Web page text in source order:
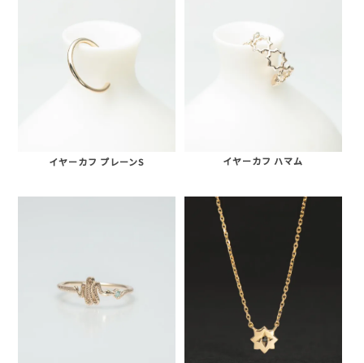
イヤーカフ プレーンS イヤーカフ ハマム